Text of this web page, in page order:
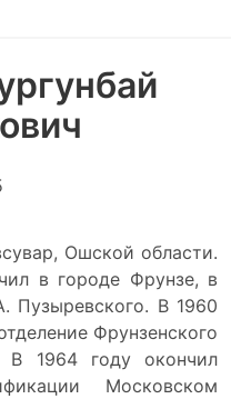
Ошской области.
в городе Фрунзе, в
Пузыревского. В 1960
Фрунзенского
В 1964 году окончил
Московском